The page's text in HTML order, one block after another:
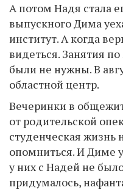
А потом Надя стала
выпускного Дима
институт. А когда
видеться. Занятия
были не нужны. В
областной центр.
Вечеринки в
от родительской
студенческая жизнь
опомниться. И Диме
у них с Надей не
придумалось,